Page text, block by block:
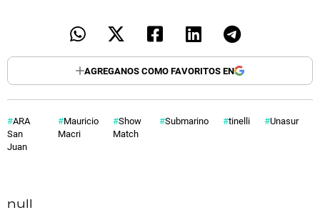
AGREGANOS COMO FAVORITOS EN
ARA
San
Juan
Mauricio
Macri
Show
Match
Submarino tinelli Unasur
null